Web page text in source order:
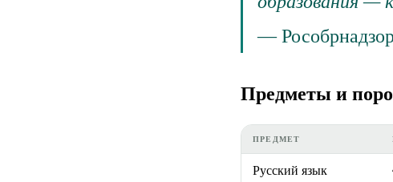
—
Предметы и
ПРЕДМЕТ
Русский язык